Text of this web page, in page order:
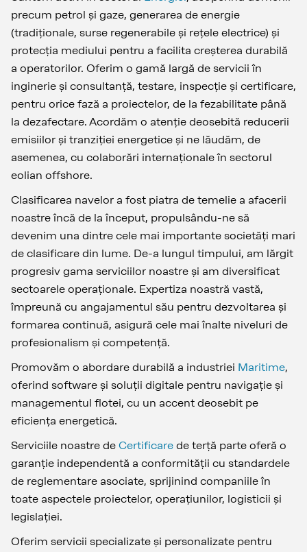
precum petrol și gaze, generarea de energie
(tradiționale, surse regenerabile și rețele electrice) și
protecția mediului pentru a facilita creșterea durabilă
a operatorilor. Oferim o gamă largă de servicii în
inginerie și consultanță, testare, inspecție și certificare,
pentru orice fază a proiectelor, de la fezabilitate până
la dezafectare. Acordăm o atenție deosebită reducerii
emisiilor și tranziției energetice și ne lăudăm, de
asemenea, cu colaborări internaționale în sectorul
eolian offshore.
Clasificarea navelor a fost piatra de temelie a afacerii
noastre încă de la început, propulsându-ne să
devenim una dintre cele mai importante societăți mari
de clasificare din lume. De-a lungul timpului, am lărgit
progresiv gama serviciilor noastre și am diversificat
sectoarele operaționale. Expertiza noastră vastă,
împreună cu angajamentul său pentru dezvoltarea și
formarea continuă, asigură cele mai înalte niveluri de
profesionalism și competență.
Promovăm o abordare durabilă a industriei Maritime,
oferind software și soluții digitale pentru navigație și
managementul flotei, cu un accent deosebit pe
eficiența energetică.
Serviciile noastre de Certificare de terță parte oferă o
garanție independentă a conformității cu standardele
de reglementare asociate, sprijinind companiile în
toate aspectele proiectelor, operațiunilor, logisticii și
legislației.
Oferim servicii specializate și personalizate pentru